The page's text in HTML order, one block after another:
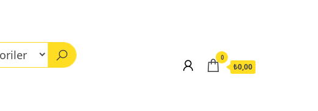
0
₺0,00